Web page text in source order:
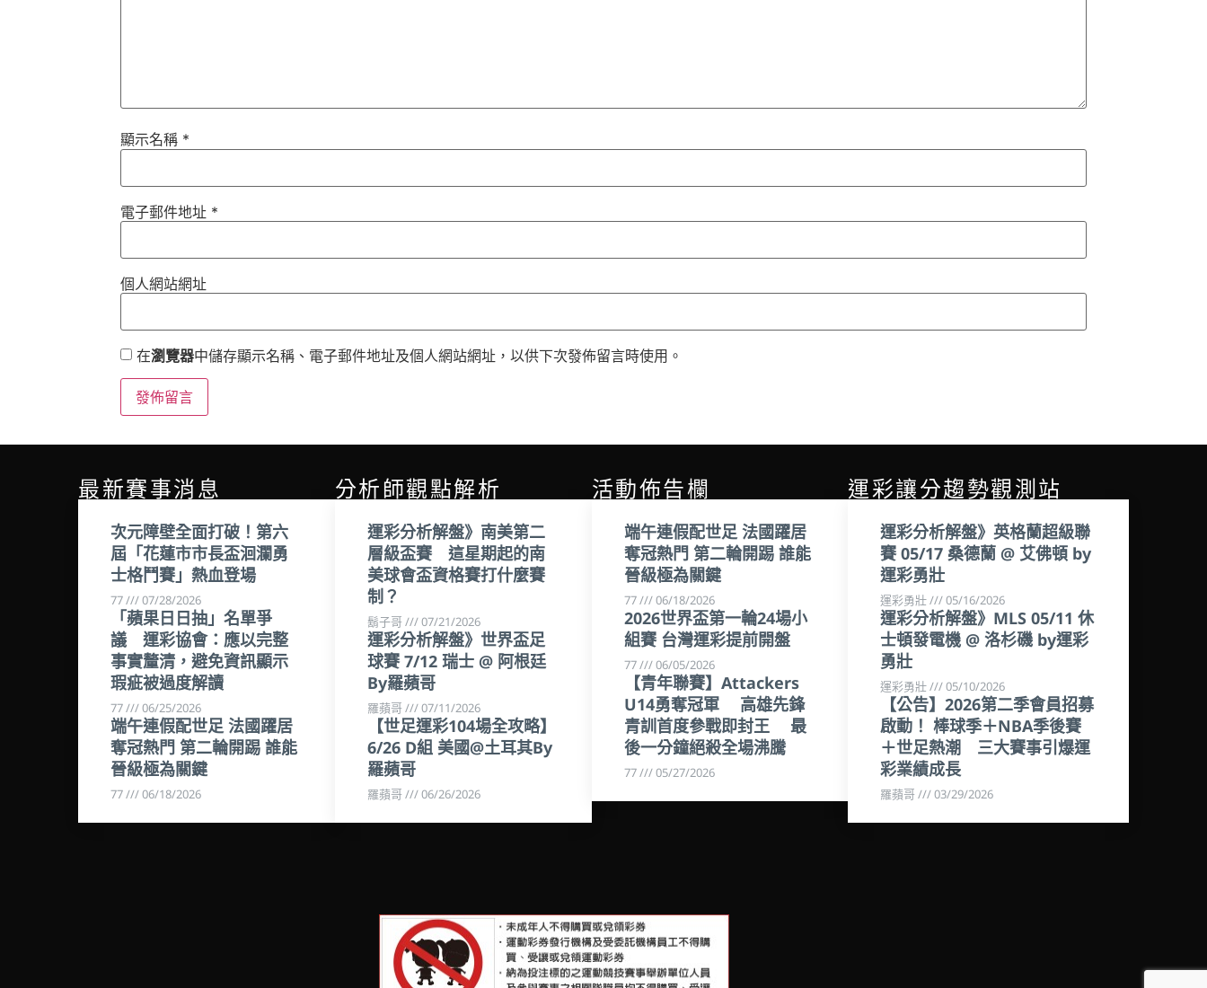
顯示名稱 *
電子郵件地址 *
個人網站網址
在瀏覽器中儲存顯示名稱、電子郵件地址及個人網站網址，以供下次發佈留言時使用。
最新賽事消息
次元障壁全面打破！第六
屆「花蓮市市長盃洄瀾勇
士格鬥賽」熱血登場
77 07/28/2026
「蘋果日日抽」名單爭
議 運彩協會：應以完整
事實釐清，避免資訊顯示
瑕疵被過度解讀
77 06/25/2026
端午連假配世足 法國躍居
奪冠熱門 第二輪開踢 誰能
晉級極為關鍵
77 06/18/2026
分析師觀點解析
運彩分析解盤》南美第二
層級盃賽 這星期起的南
美球會盃資格賽打什麼賽
制？
鬍子哥 07/21/2026
運彩分析解盤》世界盃足
球賽 7/12 瑞士 @ 阿根廷
By羅蘋哥
羅蘋哥 07/11/2026
【世足運彩104場全攻略】
6/26 D組 美國@土耳其By
羅蘋哥
羅蘋哥 06/26/2026
活動佈告欄
端午連假配世足 法國躍居
奪冠熱門 第二輪開踢 誰能
晉級極為關鍵
77 06/18/2026
2026世界盃第一輪24場小
組賽 台灣運彩提前開盤
77 06/05/2026
【青年聯賽】Attackers
U14勇奪冠軍 高雄先鋒
青訓首度參戰即封王 最
後一分鐘絕殺全場沸騰
77 05/27/2026
運彩讓分趨勢觀測站
運彩分析解盤》英格蘭超級聯
賽 05/17 桑德蘭 @ 艾佛頓 by
運彩勇壯
運彩勇壯 05/16/2026
運彩分析解盤》MLS 05/11 休
士頓發電機 @ 洛杉磯 by運彩
勇壯
運彩勇壯 05/10/2026
【公告】2026第二季會員招募
啟動！ 棒球季＋NBA季後賽
＋世足熱潮 三大賽事引爆運
彩業績成長
羅蘋哥 03/29/2026